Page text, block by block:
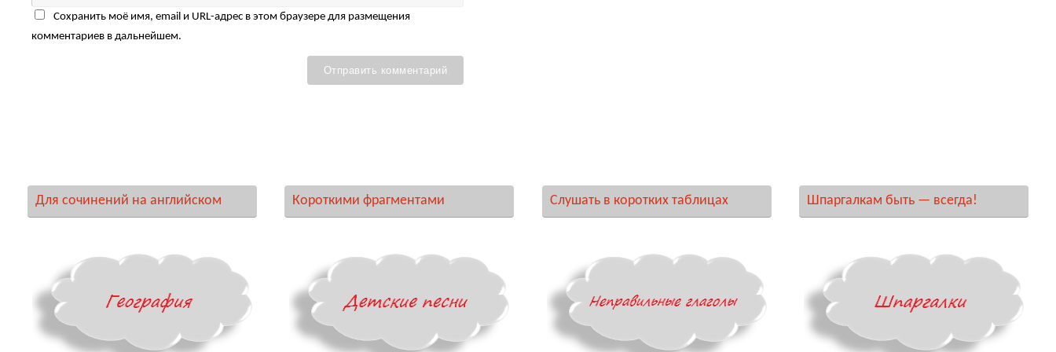
Сохранить моё имя, email и URL-адрес в этом браузере для размещения
комментариев в дальнейшем.
Для сочинений на английском Короткими фрагментами Слушать в коротких таблицах Шпаргалкам быть — всегда!